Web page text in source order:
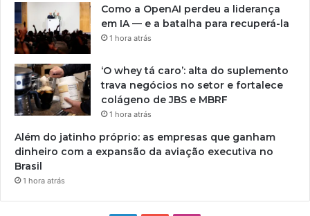
Como a OpenAI perdeu a liderança
em IA — e a batalha para recuperá-la
1 hora atrás
‘O whey tá caro’: alta do suplemento
trava negócios no setor e fortalece
colágeno de JBS e MBRF
1 hora atrás
Além do jatinho próprio: as empresas que ganham
dinheiro com a expansão da aviação executiva no
Brasil
1 hora atrás